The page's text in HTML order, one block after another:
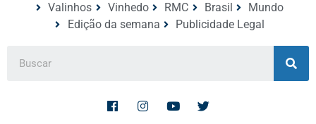
Valinhos Vinhedo RMC Brasil
Mundo
Edição da semana
Publicidade Legal